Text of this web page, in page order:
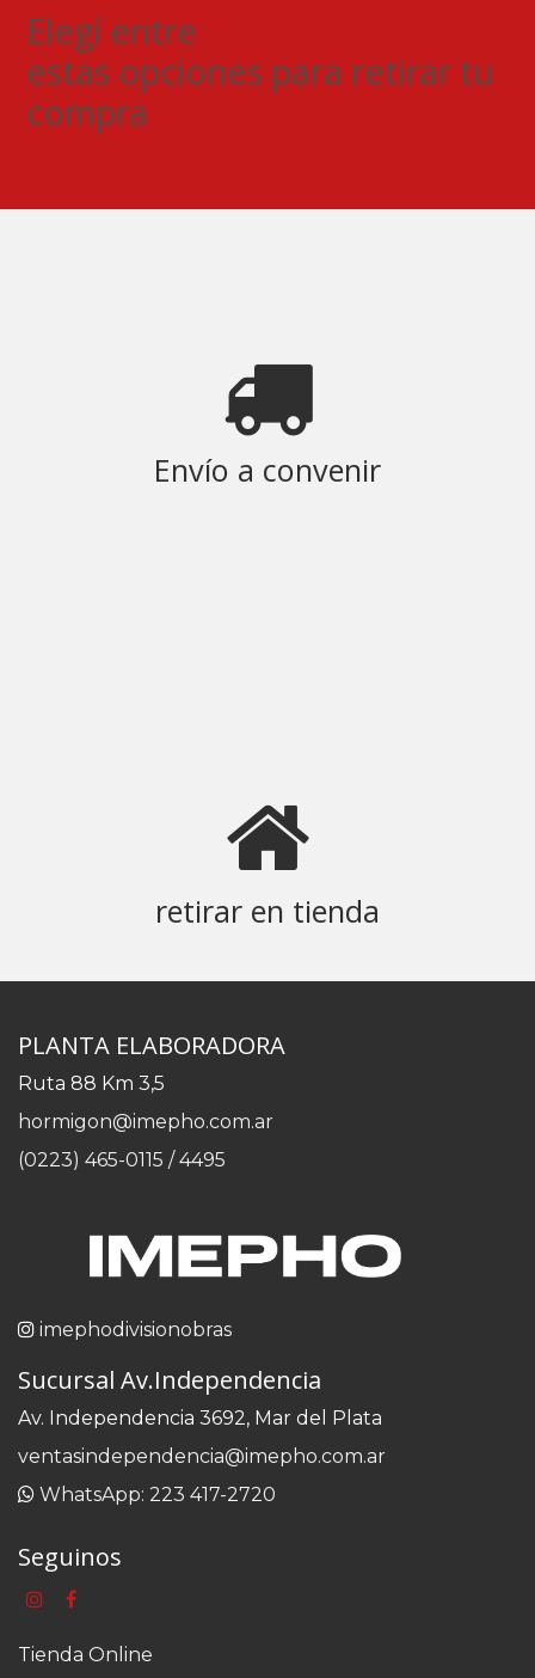
Elegí entre
estas opciones para retirar tu
compra
Envío a convenir
retirar en tienda
PLANTA ELABORADORA
Ruta 88 Km 3,5
hormigon@imepho.com.ar
(0223) 465-0115 / 4495
imephodivisionobras
Sucursal Av.Independencia
Av. Independencia 3692, Mar del Plata
ventasindependencia@imepho.com.ar
WhatsApp: 223 417-2720
Seguinos
Tienda Online